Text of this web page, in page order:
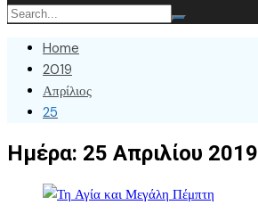
Home
2019
Απρίλιος
25
Ημέρα: 25 Απριλίου 2019